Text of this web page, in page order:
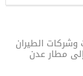
الطيران
مطار عدن